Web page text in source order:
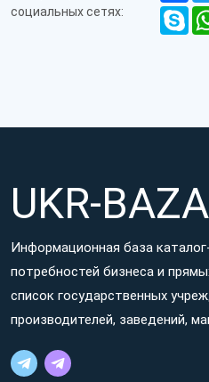
социальных сетях:
UKR-BAZA
Информационная база
потребностей бизнеса и
список государственных
производителей, заведений,